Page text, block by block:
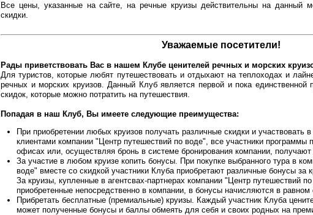
Все цены, указанные на сайте, на речные круизы действительны на данный
скидки.
Уважаемые посетители!
Рады приветствовать Вас в нашем Клубе ценителей речных и морских
Для туристов, которые любят путешествовать и отдыхают на теплоходах и
речных и морских круизов. Данный Клуб является первой и пока единственной
скидок, которые можно потратить на путешествия.
Попадая в наш Клуб, Вы имеете следующие преимущества:
При приобретении любых круизов получать различные скидки и участвовать
клиентами компании "Центр путешествий по воде", все участники программы
офисах или, осуществляя бронь в системе бронирования компании, получают
За участие в любом круизе копить бонусы. При покупке выбранного тура в
воде" вместе со скидкой участники Клуба приобретают различные бонусы за
За круизы, купленные в агентсвах-партнерах компании "Центр путешествий
приобретенные непосредственно в компании, в бонусы начисляются в равном
Прибретать бесплатные (премиальные) круизы. Каждый участник Клуба
может полученные бонусы и баллы обмеять для себя и своих родных на